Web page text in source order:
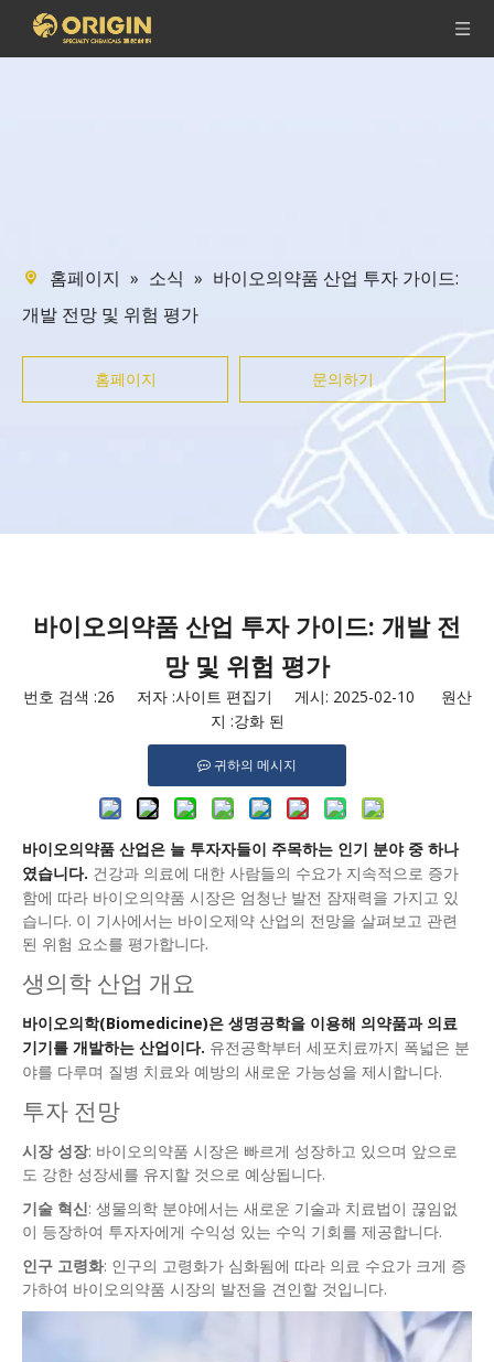
홈페이지 » 소식 » 바이오의약품 산업 투자 가이드:
개발 전망 및 위험 평가
홈페이지 문의하기
바이오의약품 산업 투자 가이드: 개발 전
망 및 위험 평가
번호 검색 :26 저자 :사이트 편집기 게시: 2025-02-10 원산
지 :강화 된
귀하의 메시지
바이오의약품 산업은 늘 투자자들이 주목하는 인기 분야 중 하나
였습니다. 건강과 의료에 대한 사람들의 수요가 지속적으로 증가
함에 따라 바이오의약품 시장은 엄청난 발전 잠재력을 가지고 있
습니다. 이 기사에서는 바이오제약 산업의 전망을 살펴보고 관련
된 위험 요소를 평가합니다.
생의학 산업 개요
바이오의학(Biomedicine)은 생명공학을 이용해 의약품과 의료
기기를 개발하는 산업이다. 유전공학부터 세포치료까지 폭넓은 분
야를 다루며 질병 치료와 예방의 새로운 가능성을 제시합니다.
투자 전망
시장 성장: 바이오의약품 시장은 빠르게 성장하고 있으며 앞으로
도 강한 성장세를 유지할 것으로 예상됩니다.
기술 혁신: 생물의학 분야에서는 새로운 기술과 치료법이 끊임없
이 등장하여 투자자에게 수익성 있는 수익 기회를 제공합니다.
인구 고령화: 인구의 고령화가 심화됨에 따라 의료 수요가 크게 증
가하여 바이오의약품 시장의 발전을 견인할 것입니다.